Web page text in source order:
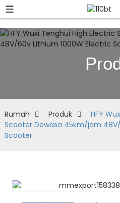
Rumah Produk
HFY
Scooter Dewasa 45km/jam
Scooter